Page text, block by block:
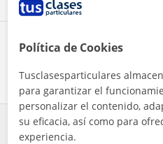
Comparte a este
¿Hay algún error en este
Política de Cookies
Tusclasesparticulares
para garantizar el
personalizar el contenido,
su eficacia, así como para
experiencia.